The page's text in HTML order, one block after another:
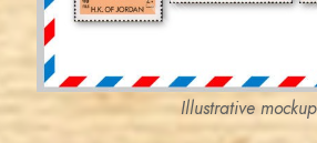
Illustrative mockup